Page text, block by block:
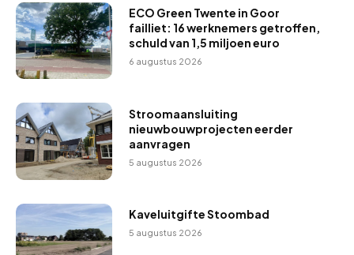
ECO Green Twente in Goor
failliet: 16 werknemers getroffen,
schuld van 1,5 miljoen euro
6 augustus 2026
Stroomaansluiting
nieuwbouwprojecten eerder
aanvragen
5 augustus 2026
Kaveluitgifte Stoombad
5 augustus 2026